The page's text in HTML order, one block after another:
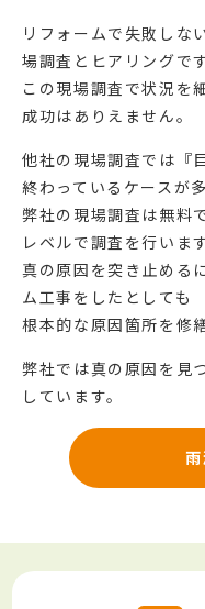
リフォームで失敗しな
場調査とヒアリングです
この現場調査で状況を
成功はありえません。
他社の現場調査では『
終わっているケースが
弊社の現場調査は無料
レベルで調査を行います
真の原因を突き止める
ム工事をしたとしても
根本的な原因箇所を修
弊社では真の原因を見
しています。